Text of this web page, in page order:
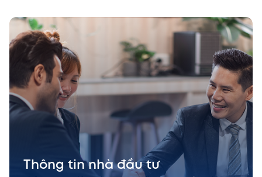
Thông tin nhà đầu tư